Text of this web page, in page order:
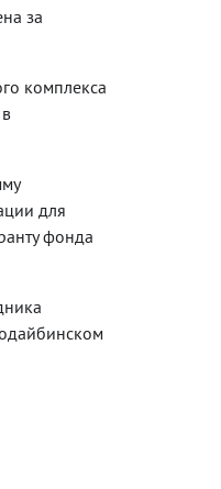
за
комплекса
для
фонда